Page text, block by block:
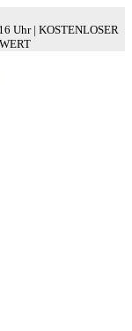
Uhr | KOSTENLOSER